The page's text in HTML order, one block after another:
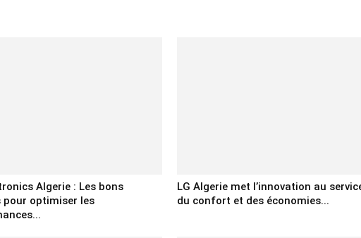
Algerie : Les bons
pour optimiser les
LG Algerie met l’innovation au
du confort et des économies...